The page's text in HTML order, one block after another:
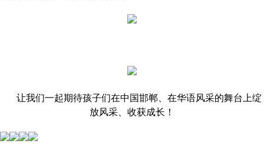
让我们一起期待孩子们在中国邯郸、在华语风采的舞台上绽
放风采、收获成长！